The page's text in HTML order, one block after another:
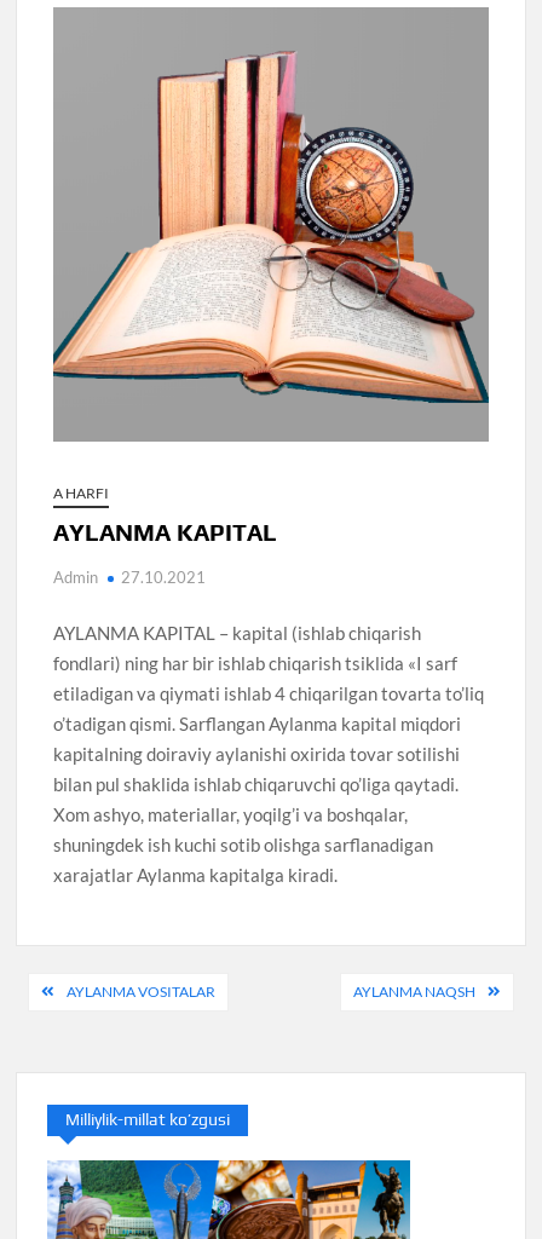
A HARFI
AYLANMA KAPITAL
Admin 27.10.2021
AYLANMA KAPITAL – kapital (ishlab chiqarish
fondlari) ning har bir ishlab chiqarish tsiklida «I sarf
etiladigan va qiymati ishlab 4 chiqarilgan tovarta to’liq
o’tadigan qismi. Sarflangan Aylanma kapital miqdori
kapitalning doiraviy aylanishi oxirida tovar sotilishi
bilan pul shaklida ishlab chiqaruvchi qo’liga qaytadi.
Xom ashyo, materiallar, yoqilg’i va boshqalar,
shuningdek ish kuchi sotib olishga sarflanadigan
xarajatlar Aylanma kapitalga kiradi.
PostAYLANMA VOSITALAR AYLANMA NAQSH
Milliylik-millat ko’zgusi